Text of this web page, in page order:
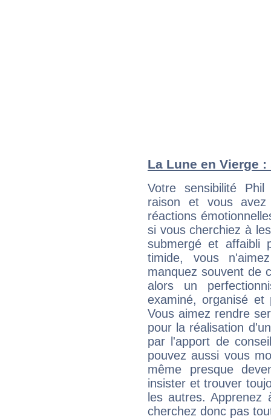
La Lune en Vierge
Votre sensibilité
raison et vous
réactions
si vous cherchiez à
submergé et affaibli
timide, vous
manquez souvent de
alors un
examiné, organisé et
Vous aimez rendre
pour la réalisation
par l'apport de
pouvez aussi vous
même presque
insister et trouver
les autres.
cherchez donc pas